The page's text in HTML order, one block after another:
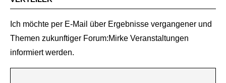
Ich möchte per E-Mail über Ergebnisse vergangener und
Themen zukunftiger Forum:Mirke Veranstaltungen
informiert werden.